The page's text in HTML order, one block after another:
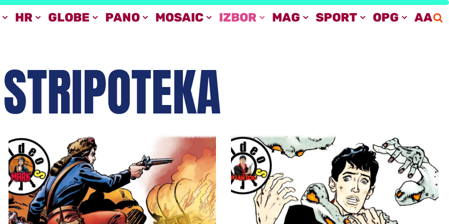
HR GLOBE PANO MOSAIC IZBOR MAG SPORT OPG AA
STRIPOTEKA